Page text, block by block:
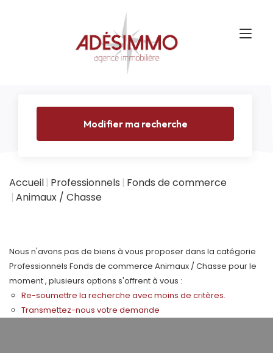
Modifier ma recherche
Accueil Professionnels Fonds de commerce
Animaux / Chasse
Nous n'avons pas de biens à vous proposer dans la catégorie
Professionnels Fonds de commerce Animaux / Chasse pour le
moment , plusieurs options s'offrent à vous :
Re-soumettre la recherche avec moins de critères.
Transmettez-nous votre demande